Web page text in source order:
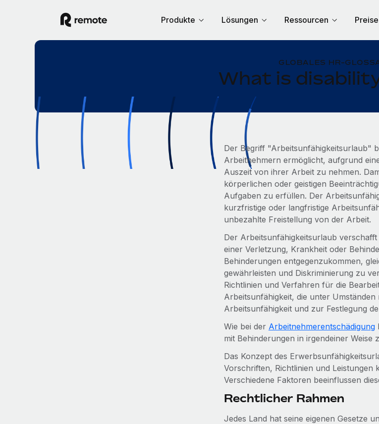
Produkte Lösungen Ressourcen Preise
GLOBALES HR-
What is
Der Begriff "Arbeitsunfähigkeitsurlaub"
Arbeitnehmern ermöglicht, aufgrund
Auszeit von ihrer Arbeit zu nehmen.
körperlichen oder geistigen
Aufgaben zu erfüllen. Der
kurzfristige oder langfristige
unbezahlte Freistellung von der Arbeit.
Der Arbeitsunfähigkeitsurlaub
einer Verletzung, Krankheit oder
Behinderungen entgegenzukommen,
gewährleisten und Diskriminierung zu
Richtlinien und Verfahren für die
Arbeitsunfähigkeit, die unter
Arbeitsunfähigkeit und zur Festlegung
Wie bei der Arbeitnehmerentschädigung
mit Behinderungen in irgendeiner Weise
Das Konzept des
Vorschriften, Richtlinien und
Verschiedene Faktoren beeinflussen
Rechtlicher Rahmen
Jedes Land hat seine eigenen Gesetze